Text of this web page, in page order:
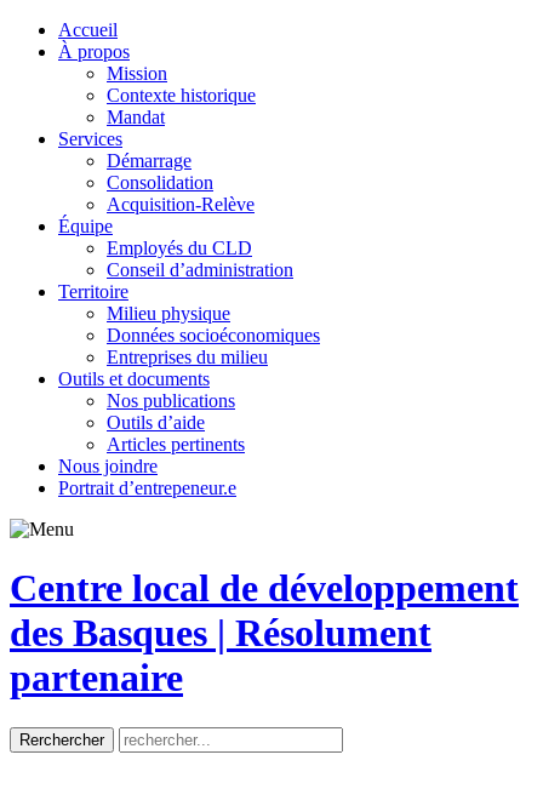
Accueil
À propos
Mission
Contexte historique
Mandat
Services
Démarrage
Consolidation
Acquisition-Relève
Équipe
Employés du CLD
Conseil d’administration
Territoire
Milieu physique
Données socioéconomiques
Entreprises du milieu
Outils et documents
Nos publications
Outils d’aide
Articles pertinents
Nous joindre
Portrait d’entrepeneur.e
Centre local de développement
des Basques | Résolument
partenaire